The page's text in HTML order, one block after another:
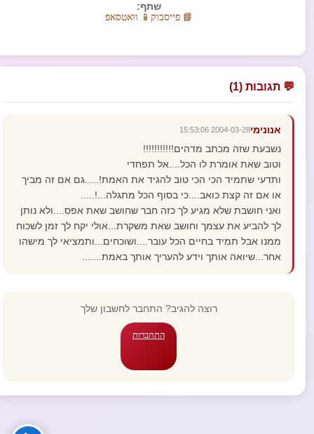
שתף:
📘 פייסבוק 📱 וואטסאפ
💬 תגובות (1)
אנונימי2004-03-28 15:53:06
נשבעת שזה מכתב מדהים!!!!!!!!!!!
וטוב שאת אומרת לו הכל....אל תפחדי
ותדעי שתמיד הכי הכי טוב להגיד את האמת!.....גם אם זה מביך
או אם זה קצת כואב....כי בסוף הכל מתגלה...!.....
ואני חושבת שלא מגיע לך כזה חבר שחושב שאת אפס....ולא נותן
לך להביע את עצמך וחושב שאת משקרת...אולי יקח לך זמן לשכוח
ממנו אבל תמיד בחיים הכל עובר....ושוכחים...ותמציאי לך מישהו
אחר...שיואה אותך וידע להעריך אותך באמת.......
רוצה להגיב? התחבר לחשבון שלך
התחברות